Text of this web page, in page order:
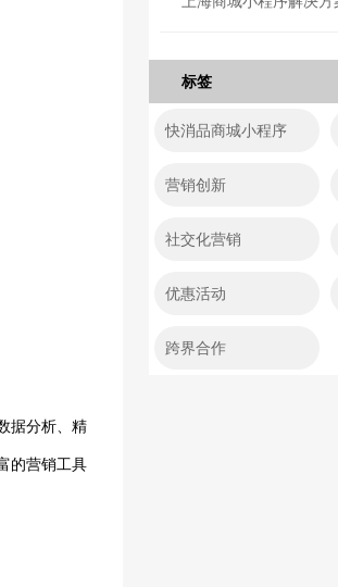
据分析、精
的营销工具
标签
快消品商城小程序
营销创新
社交化营销
优惠活动
跨界合作